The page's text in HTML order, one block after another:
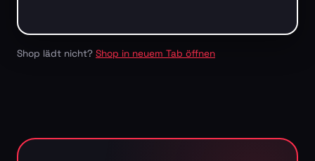
Shop lädt nicht? Shop in neuem Tab öffnen